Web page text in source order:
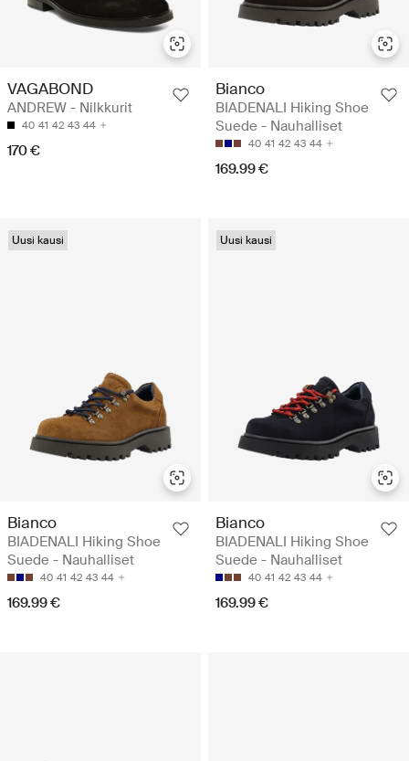
VAGABOND
ANDREW - Nilkkurit
40 41 42 43 44
170 €
Bianco
BIADENALI Hiking Shoe
Suede - Nauhalliset
40 41 42 43 44
169.99 €
Uusi kausi
Bianco
BIADENALI Hiking Shoe
Suede - Nauhalliset
40 41 42 43 44
169.99 €
Uusi kausi
Bianco
BIADENALI Hiking Shoe
Suede - Nauhalliset
40 41 42 43 44
169.99 €